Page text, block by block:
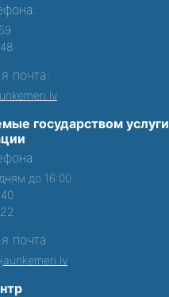
почта:
государством услуги
до 16:00
почта: